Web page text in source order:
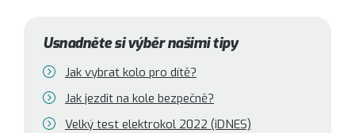
Usnadněte si výběr našimi tipy
Jak vybrat kolo pro dítě?
Jak jezdit na kole bezpečně?
Velký test elektrokol 2022 (iDNES)